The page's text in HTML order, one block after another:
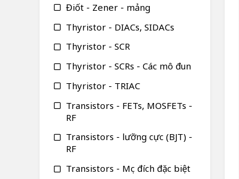
Điốt - Zener - mảng
Thyristor - DIACs, SIDACs
Thyristor - SCR
Thyristor - SCRs - Các mô đun
Thyristor - TRIAC
Transistors - FETs, MOSFETs -
RF
Transistors - lưỡng cực (BJT) -
RF
Transistors - Mục đích đặc biệt